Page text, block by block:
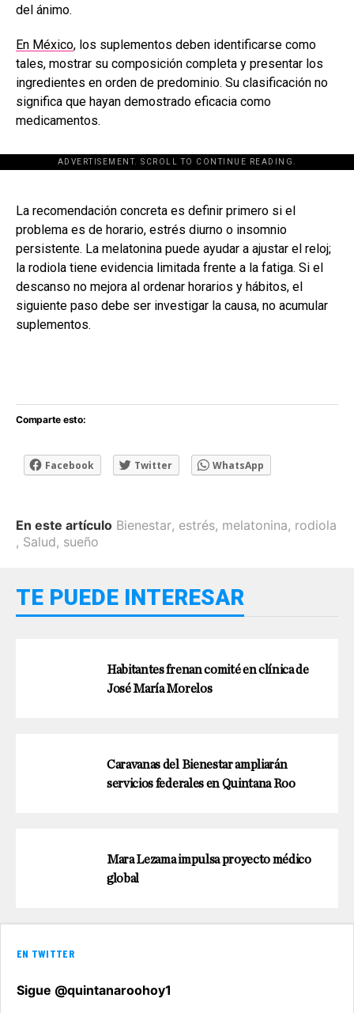
del ánimo.
En México, los suplementos deben identificarse como
tales, mostrar su composición completa y presentar los
ingredientes en orden de predominio. Su clasificación no
significa que hayan demostrado eficacia como
medicamentos.
ADVERTISEMENT. SCROLL TO CONTINUE READING.
[adsforwp id="243463"]
La recomendación concreta es definir primero si el
problema es de horario, estrés diurno o insomnio
persistente. La melatonina puede ayudar a ajustar el reloj;
la rodiola tiene evidencia limitada frente a la fatiga. Si el
descanso no mejora al ordenar horarios y hábitos, el
siguiente paso debe ser investigar la causa, no acumular
suplementos.
Comparte esto:
Facebook Twitter WhatsApp
En este artículo Bienestar, estrés, melatonina, rodiola
, Salud, sueño
TE PUEDE INTERESAR
Habitantes frenan comité en clínica de
José María Morelos
Caravanas del Bienestar ampliarán
servicios federales en Quintana Roo
Mara Lezama impulsa proyecto médico
global
EN TWITTER
Sigue @quintanaroohoy1